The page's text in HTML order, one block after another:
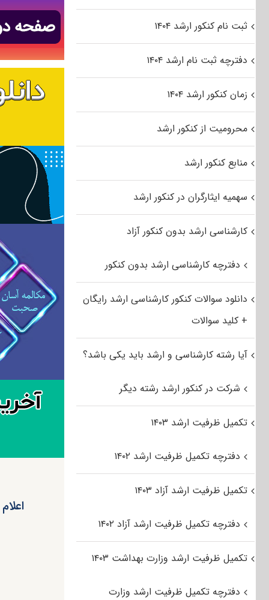
ثبت نام کنکور ارشد ۱۴۰۴
دفترچه ثبت نام ارشد ۱۴۰۴
زمان کنکور ارشد ۱۴۰۴
محرومیت از کنکور ارشد
منابع کنکور ارشد
سهمیه ایثارگران در کنکور ارشد
کارشناسی ارشد بدون کنکور آزاد
دفترچه کارشناسی ارشد بدون کنکور
دانلود سوالات کنکور کارشناسی ارشد رایگان
+ کلید سوالات
آیا رشته کارشناسی و ارشد باید یکی باشد؟
شرکت در کنکور ارشد رشته دیگر
تکمیل ظرفیت ارشد ۱۴۰۳
دفترچه تکمیل ظرفیت ارشد ۱۴۰۲
تکمیل ظرفیت ارشد آزاد ۱۴۰۳
دفترچه تکمیل ظرفیت ارشد آزاد ۱۴۰۲
تکمیل ظرفیت ارشد وزارت بهداشت ۱۴۰۳
دفترچه تکمیل ظرفیت ارشد وزارت